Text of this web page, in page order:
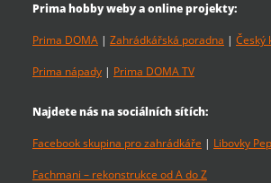
Prima hobby weby a online projekty:
Prima DOMA | Zahrádkářská poradna | Český
Prima nápady | Prima DOMA TV
Najdete nás na sociálních sítích:
Facebook skupina pro zahrádkáře | Libovky
Fachmani – rekonstrukce od A do Z